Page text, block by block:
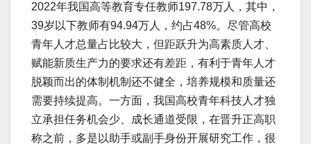
2022年我国高等教育专任教师197.78万人，其中，
39岁以下教师有94.94万人，约占48%。尽管高校
青年人才总量占比较大，但距跃升为高素质人才、
赋能新质生产力的要求还有差距，有利于青年人才
脱颖而出的体制机制还不健全，培养规模和质量还
需要持续提高。一方面，我国高校青年科技人才独
立承担任务机会少、成长通道受限，在晋升正高职
称之前，多是以助手或副手身份开展研究工作，很